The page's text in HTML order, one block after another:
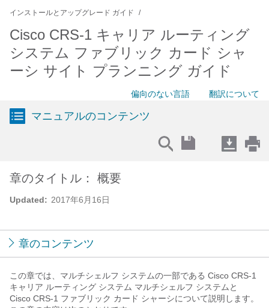
インストールとアップグレード ガイド
Cisco CRS-1 キャリア ルーティング
システム ファブリック カード シャ
ーシ サイト プランニング ガイド
偏向のない言語 翻訳について
マニュアルのコンテンツ
Updated: 2017年6月16日
章のタイトル： 概要
章のコンテンツ
この章では、マルチシェルフ システムの一部である Cisco CRS-1
キャリア ルーティング システム マルチシェルフ システムと
Cisco CRS-1 ファブリック カード シャーシについて説明します。